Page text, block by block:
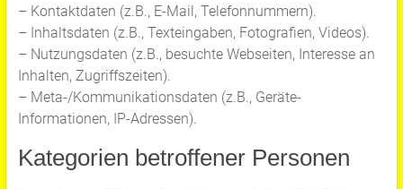
– Kontaktdaten (z.B., E-Mail, Telefonnummern).
– Inhaltsdaten (z.B., Texteingaben, Fotografien, Videos).
– Nutzungsdaten (z.B., besuchte Webseiten, Interesse an
Inhalten, Zugriffszeiten).
– Meta-/Kommunikationsdaten (z.B., Geräte-
Informationen, IP-Adressen).
Kategorien betroffener Personen